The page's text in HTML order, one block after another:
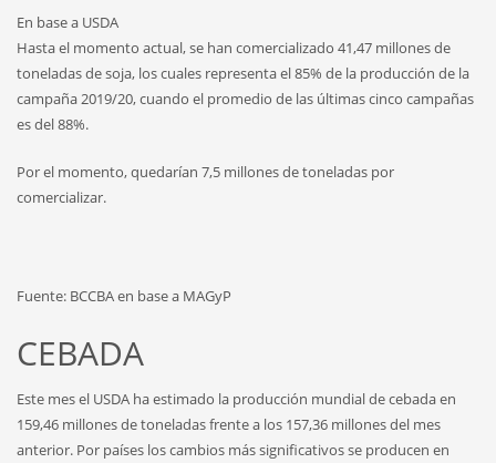
En base a USDA
Hasta el momento actual, se han comercializado 41,47 millones de
toneladas de soja, los cuales representa el 85% de la producción de la
campaña 2019/20, cuando el promedio de las últimas cinco campañas
es del 88%.
Por el momento, quedarían 7,5 millones de toneladas por
comercializar.
Fuente: BCCBA en base a MAGyP
CEBADA
Este mes el USDA ha estimado la producción mundial de cebada en
159,46 millones de toneladas frente a los 157,36 millones del mes
anterior. Por países los cambios más significativos se producen en